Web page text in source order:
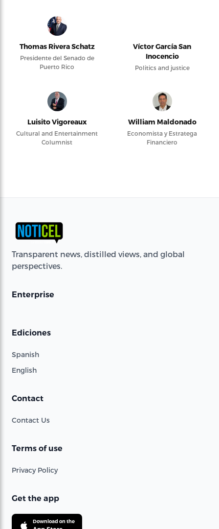
Thomas Rivera Schatz
Presidente del Senado de
Puerto Rico
Víctor García San
Inocencio
Politics and justice
Luisito Vigoreaux
Cultural and Entertainment
Columnist
William Maldonado
Economista y Estratega
Financiero
Transparent news, distilled views, and global
perspectives.
Enterprise
Ediciones
Spanish
English
Contact
Contact Us
Terms of use
Privacy Policy
Get the app
Download on the